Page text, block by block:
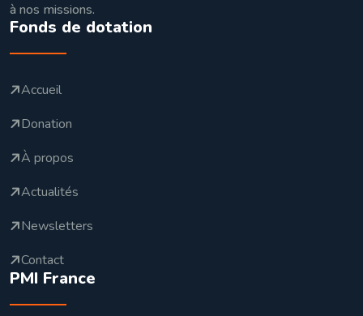
à nos missions.
Fonds de dotation
Accueil
Donation
À propos
Actualités
Newsletters
Contact
PMI France